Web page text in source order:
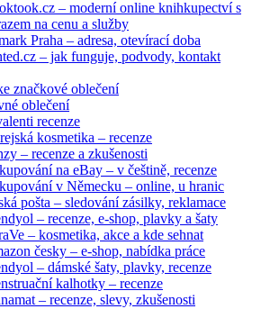
– moderní online knihkupectví s
na cenu a služby
Praha – adresa, otevírací doba
– jak funguje, podvody, kontakt
značkové oblečení
oblečení
recenze
kosmetika – recenze
– recenze a zkušenosti
na eBay – v češtině, recenze
v Německu – online, u hranic
pošta – sledování zásilky, reklamace
– recenze, e-shop, plavky a šaty
– kosmetika, akce a kde sehnat
česky – e-shop, nabídka práce
– dámské šaty, plavky, recenze
kalhotky – recenze
– recenze, slevy, zkušenosti